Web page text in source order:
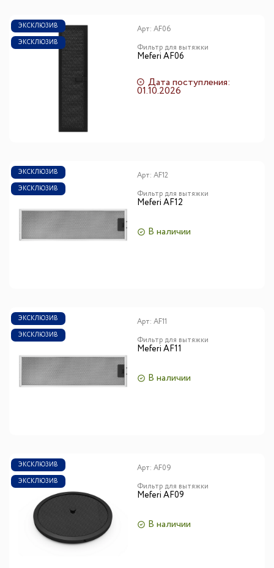
ЭКСКЛЮЗИВ
ЭКСКЛЮЗИВ
Арт: AF06
Фильтр для вытяжки
Meferi AF06
Дата поступления:
01.10.2026
ЭКСКЛЮЗИВ
ЭКСКЛЮЗИВ
Арт: AF12
Фильтр для вытяжки
Meferi AF12
В наличии
ЭКСКЛЮЗИВ
ЭКСКЛЮЗИВ
Арт: AF11
Фильтр для вытяжки
Meferi AF11
В наличии
ЭКСКЛЮЗИВ
ЭКСКЛЮЗИВ
Арт: AF09
Фильтр для вытяжки
Meferi AF09
В наличии